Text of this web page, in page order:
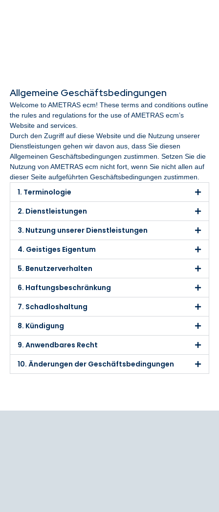
Allgemeine Geschäftsbedingungen
Welcome to AMETRAS ecm! These terms and conditions outline
the rules and regulations for the use of AMETRAS ecm’s
Website and services.
Durch den Zugriff auf diese Website und die Nutzung unserer
Dienstleistungen gehen wir davon aus, dass Sie diesen
Allgemeinen Geschäftsbedingungen zustimmen. Setzen Sie die
Nutzung von AMETRAS ecm nicht fort, wenn Sie nicht allen auf
dieser Seite aufgeführten Geschäftsbedingungen zustimmen.
1. Terminologie
2. Dienstleistungen
3. Nutzung unserer Dienstleistungen
4. Geistiges Eigentum
5. Benutzerverhalten
6. Haftungsbeschränkung
7. Schadloshaltung
8. Kündigung
9. Anwendbares Recht
10. Änderungen der Geschäftsbedingungen